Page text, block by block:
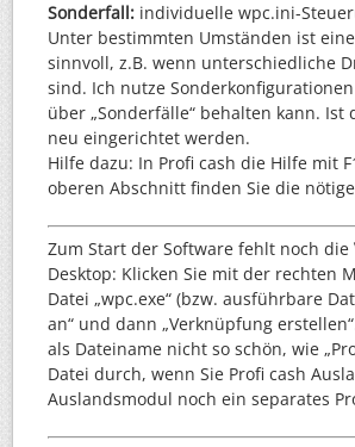
Sonderfall: individuelle wpc.ini-
Unter bestimmten Umständen ist
sinnvoll, z.B. wenn unterschiedliche
sind. Ich nutze
über „Sonderfälle“ behalten kann.
neu eingerichtet werden.
Hilfe dazu: In Profi cash die Hilfe mit
oberen Abschnitt finden Sie die
Zum Start der Software fehlt noch die
Desktop: Klicken Sie mit der rechten
Datei „wpc.exe“ (bzw. ausführbare
an“ und dann „Verknüpfung
als Dateiname nicht so schön, wie
Datei durch, wenn Sie Profi cash
Auslandsmodul noch ein separates